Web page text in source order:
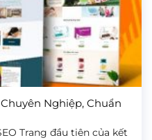
Nghiệp, Chuẩn
Trang đầu tiên của kết